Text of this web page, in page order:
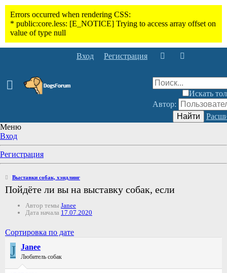
Вход Регистрация
Искать
Автор:
Найти
Меню
Вход
Регистрация
Выставки собак, хэндлинг
Пойдёте ли вы на выставку собак, если
Автор темы Janee
Дата начала 17.07.2020
Сортировка по дате
J Janee
Любитель собак